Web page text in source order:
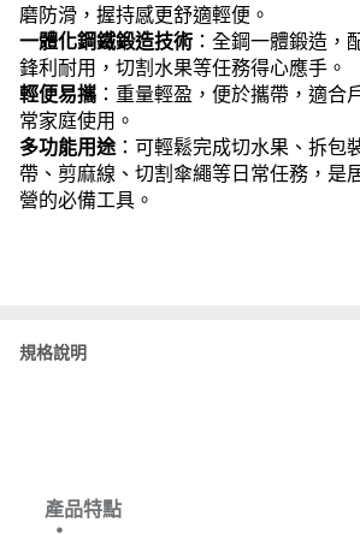
磨防滑，握持感更舒適輕便。
一體化鋼鐵鍛造技術 ：全鋼一體鍛造，
鋒利耐用，切割水果等任務得心應手。
輕便易攜 ：重量輕盈，便於攜帶，適合
常家庭使用。
多功能用途 ：可輕鬆完成切水果、拆包
帶、剪麻線、切割傘繩等日常任務，是
營的必備工具。
規格說明
產品特點